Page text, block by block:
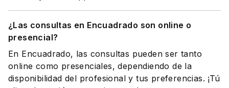
¿Las consultas en Encuadrado son online o
presencial?
En Encuadrado, las consultas pueden ser tanto
online como presenciales, dependiendo de la
disponibilidad del profesional y tus preferencias. ¡Tú